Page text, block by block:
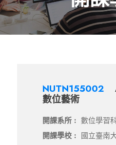
NUTN155002
數位藝術
開課系所 : 數位學習
開課學校 : 國立臺南